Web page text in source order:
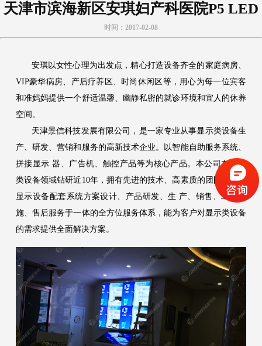
天津市滨海新区安琪妇产科医院P5 LED
时间：2017-02-08
安琪以女性心理为出发点，精心打造设备齐全的家庭病房、
VIP豪华病房、产后疗养区、时尚休闲区等，用心为每一位宾客
和准妈妈提供一个舒适温馨、幽静私密的就诊环境和宜人的休养
空间。
天津景信科技发展有限公司，是一家专业从事显示类设备生
产、研发、营销和服务的高新技术企业。以智能自助服务系统、
拼接显示 器、广告机、触控产品等为核心产品。本公司在显示
类设备领域钻研近10年，拥有先进的技术、高素质的团队、以及
显示设备配套系统方案设计、产品研发、生 产、销售、工程实
施、售后服务于一体的全方位服务体系，能为客户对显示类设备
的需求提供全面解决方案。